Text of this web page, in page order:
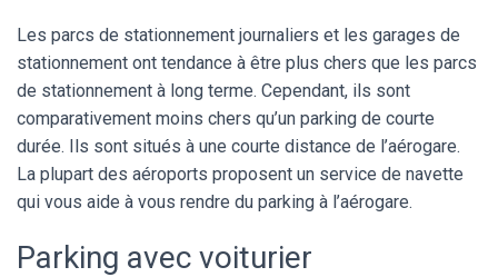
Les parcs de stationnement journaliers et les garages de
stationnement ont tendance à être plus chers que les parcs
de stationnement à long terme. Cependant, ils sont
comparativement moins chers qu’un parking de courte
durée. Ils sont situés à une courte distance de l’aérogare.
La plupart des aéroports proposent un service de navette
qui vous aide à vous rendre du parking à l’aérogare.
Parking avec voiturier